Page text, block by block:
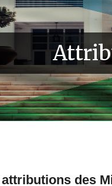
attributions des